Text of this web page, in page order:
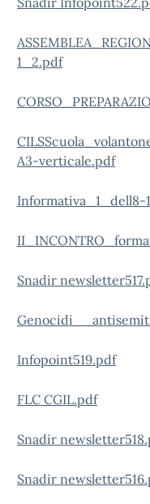
1_2.pdf
A3-verticale.pdf
Informativa_1_dell8-
Snadir
Infopoint519.pdf
FLC CGIL.pdf
Snadir
Snadir